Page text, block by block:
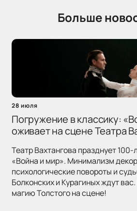
Больше
28 июля
Погружение в классику:
оживает на сцене Театра
Театр Вахтангова празднует
«Война и мир». Минимализм
психологические повороты и
Болконских и Курагиных ждут
магию Толстого на сцене!